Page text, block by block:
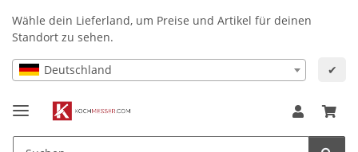
Wähle dein Lieferland, um Preise und Artikel für deinen
Standort zu sehen.
Deutschland ✔